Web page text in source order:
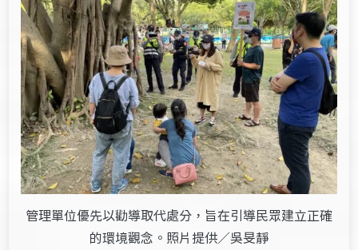
管理單位優先以勸導取代處分，旨在引導民眾建立正確
的環境觀念。照片提供／吳旻靜